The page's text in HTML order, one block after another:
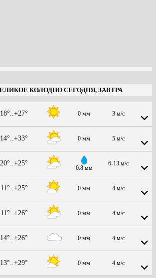
КОЛОДНО СЕГОДНЯ, ЗАВТРА
0 мм 3 м/с
0 мм 5 м/с
0.8 мм
6-13 м/с
0 мм 4 м/с
0 мм 4 м/с
0 мм 4 м/с
0 мм 4 м/с